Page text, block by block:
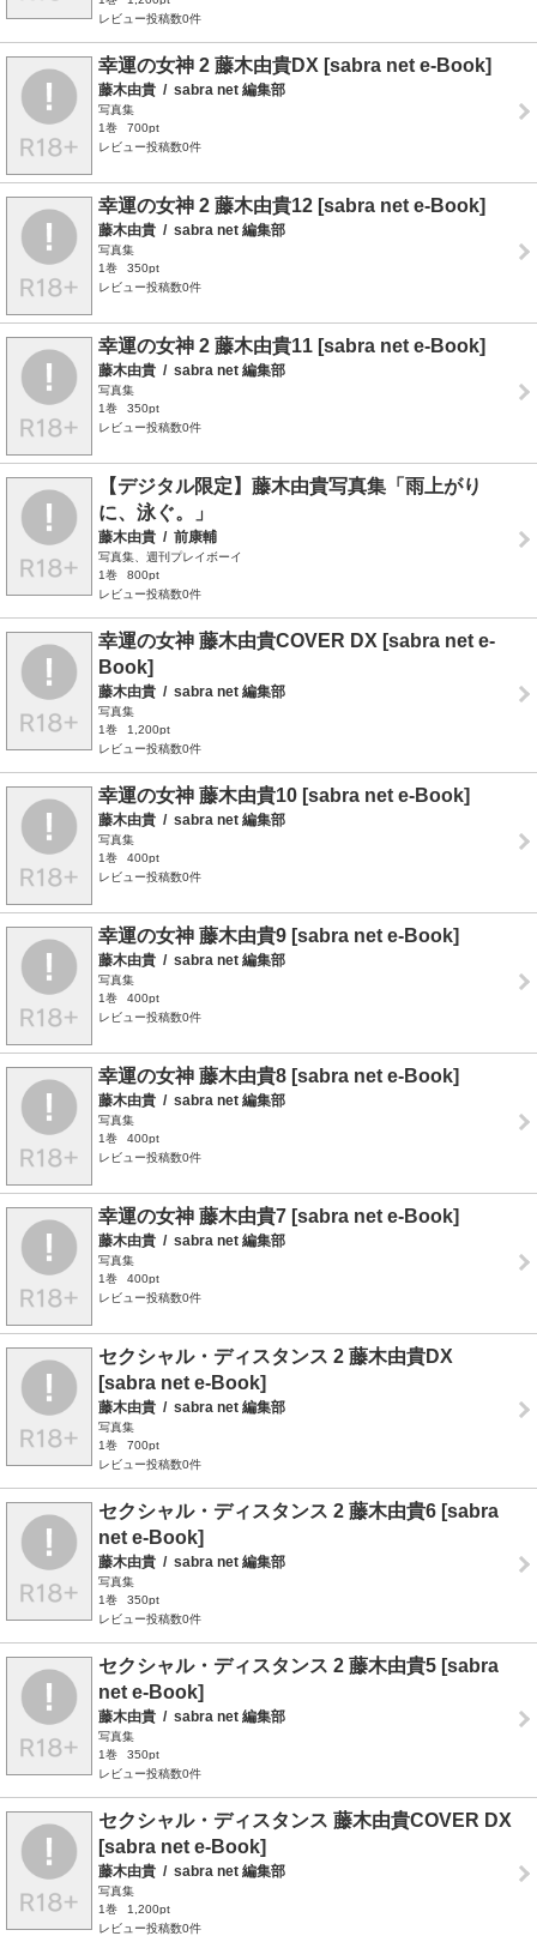
レビュー投稿数0件
幸運の女神 2 藤木由貴DX [sabra net e-Book]
藤木由貴 / sabra net 編集部
写真集
1巻
700pt
レビュー投稿数0件
幸運の女神 2 藤木由貴12 [sabra net e-Book]
藤木由貴 / sabra net 編集部
写真集
1巻
350pt
レビュー投稿数0件
幸運の女神 2 藤木由貴11 [sabra net e-Book]
藤木由貴 / sabra net 編集部
写真集
1巻
350pt
レビュー投稿数0件
【デジタル限定】藤木由貴写真集「雨上がり
に、泳ぐ。」
藤木由貴 / 前康輔
写真集、週刊プレイボーイ
1巻
800pt
レビュー投稿数0件
幸運の女神 藤木由貴COVER DX [sabra net e-
Book]
藤木由貴 / sabra net 編集部
写真集
1巻
1,200pt
レビュー投稿数0件
幸運の女神 藤木由貴10 [sabra net e-Book]
藤木由貴 / sabra net 編集部
写真集
1巻
400pt
レビュー投稿数0件
幸運の女神 藤木由貴9 [sabra net e-Book]
藤木由貴 / sabra net 編集部
写真集
1巻
400pt
レビュー投稿数0件
幸運の女神 藤木由貴8 [sabra net e-Book]
藤木由貴 / sabra net 編集部
写真集
1巻
400pt
レビュー投稿数0件
幸運の女神 藤木由貴7 [sabra net e-Book]
藤木由貴 / sabra net 編集部
写真集
1巻
400pt
レビュー投稿数0件
セクシャル・ディスタンス 2 藤木由貴DX
[sabra net e-Book]
藤木由貴 / sabra net 編集部
写真集
1巻
700pt
レビュー投稿数0件
セクシャル・ディスタンス 2 藤木由貴6 [sabra
net e-Book]
藤木由貴 / sabra net 編集部
写真集
1巻
350pt
レビュー投稿数0件
セクシャル・ディスタンス 2 藤木由貴5 [sabra
net e-Book]
藤木由貴 / sabra net 編集部
写真集
1巻
350pt
レビュー投稿数0件
セクシャル・ディスタンス 藤木由貴COVER DX
[sabra net e-Book]
藤木由貴 / sabra net 編集部
写真集
1巻
1,200pt
レビュー投稿数0件